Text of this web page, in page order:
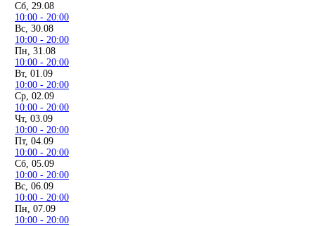
Сб, 29.08
10:00 - 20:00
Вс, 30.08
10:00 - 20:00
Пн, 31.08
10:00 - 20:00
Вт, 01.09
10:00 - 20:00
Ср, 02.09
10:00 - 20:00
Чт, 03.09
10:00 - 20:00
Пт, 04.09
10:00 - 20:00
Сб, 05.09
10:00 - 20:00
Вс, 06.09
10:00 - 20:00
Пн, 07.09
10:00 - 20:00